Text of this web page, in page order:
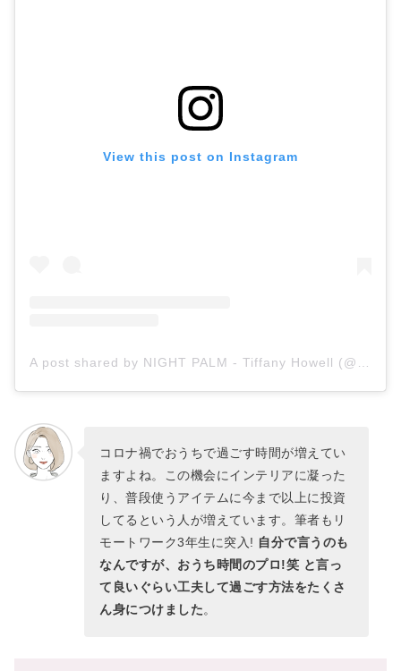
View this post on Instagram
コロナ禍でおうちで過ごす時間が増えてい
ますよね。この機会にインテリアに凝った
り、普段使うアイテムに今まで以上に投資
してるという人が増えています。筆者もリ
モートワーク3年生に突入! 自分で言うのも
なんですが、おうち時間のプロ!笑 と言っ
て良いぐらい工夫して過ごす方法をたくさ
ん身につけました。